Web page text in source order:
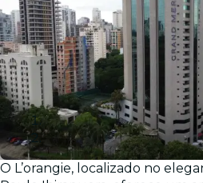
Galeria
O L’orangie, localizado no